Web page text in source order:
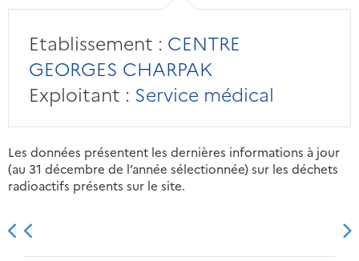
Etablissement : CENTRE
GEORGES CHARPAK
Exploitant : Service médical
Les données présentent les dernières informations à jour
(au 31 décembre de l’année sélectionnée) sur les déchets
radioactifs présents sur le site.